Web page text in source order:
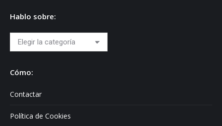
Hablo sobre:
Hablo
sobre:
Cómo:
Contactar
Política de Cookies